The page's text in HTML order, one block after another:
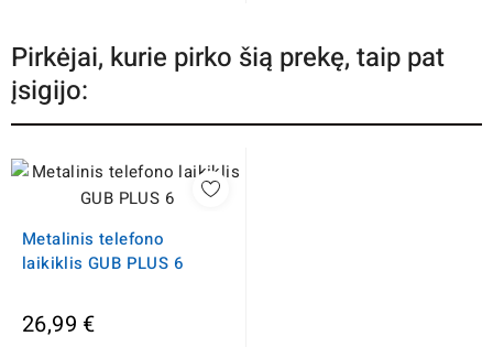
Pirkėjai, kurie pirko šią prekę, taip pat
įsigijo:
Metalinis telefono
laikiklis GUB PLUS 6
26,99 €